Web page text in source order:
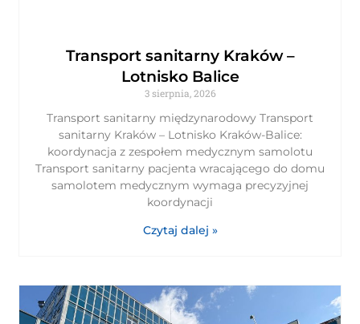
Transport sanitarny Kraków –
Lotnisko Balice
3 sierpnia, 2026
Transport sanitarny międzynarodowy Transport
sanitarny Kraków – Lotnisko Kraków-Balice:
koordynacja z zespołem medycznym samolotu
Transport sanitarny pacjenta wracającego do domu
samolotem medycznym wymaga precyzyjnej
koordynacji
Czytaj dalej »